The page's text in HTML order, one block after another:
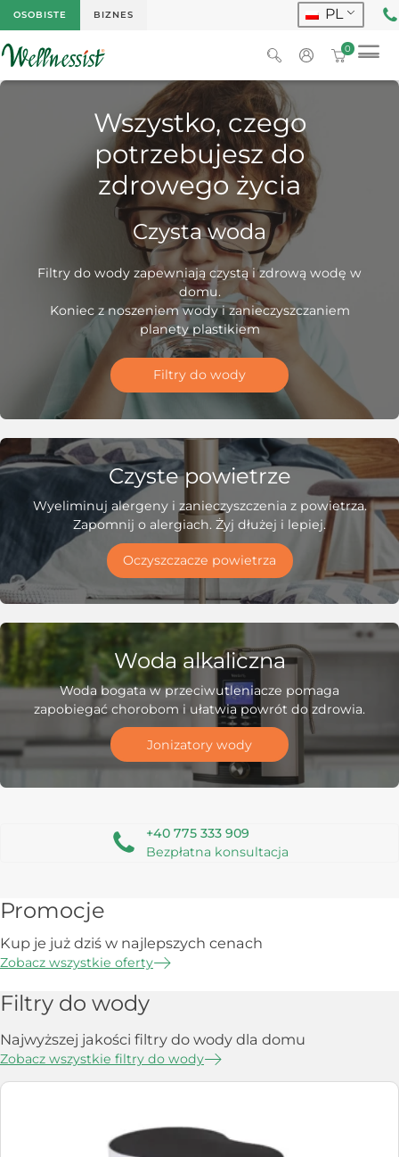
OSOBISTE BIZNES PL
0
Wszystko, czego
potrzebujesz do
zdrowego życia
Czysta woda
Filtry do wody zapewniają czystą i zdrową wodę w
domu.
Koniec z noszeniem wody i zanieczyszczaniem
planety plastikiem
Filtry do wody
Czyste powietrze
Wyeliminuj alergeny i zanieczyszczenia z powietrza.
Zapomnij o alergiach. Żyj dłużej i lepiej.
Oczyszczacze powietrza
Woda alkaliczna
Woda bogata w przeciwutleniacze pomaga
zapobiegać chorobom i ułatwia powrót do zdrowia.
Jonizatory wody
+40 775 333 909
Bezpłatna konsultacja
Promocje
Kup je już dziś w najlepszych cenach
Zobacz wszystkie oferty
Filtry do wody
Najwyższej jakości filtry do wody dla domu
Zobacz wszystkie filtry do wody